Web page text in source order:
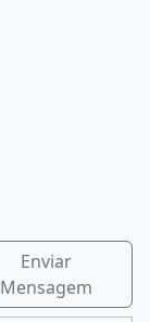
Enviar
Mensagem